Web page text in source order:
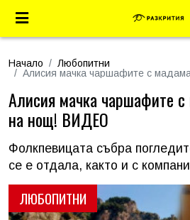
Начало
Любопитни
Алисия мачка чаршафите с
ЛЮБОПИТНИ
Алисия мачка чаршафите
на нощ! ВИДЕО
Фолкпевицата събра
се е отдала, както и с